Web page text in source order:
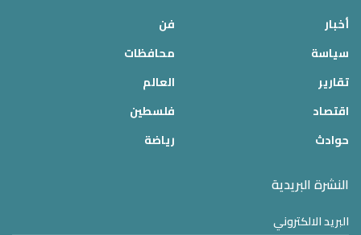
أخبار
سياسة
تقارير
اقتصاد
حوادث
فن
محافظات
العالم
فلسطين
رياضة
النشرة البريدية
البريد الالكتروني